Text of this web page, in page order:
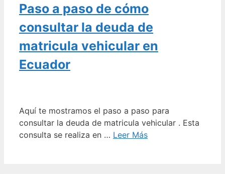
Paso a paso de cómo
consultar la deuda de
matricula vehicular en
Ecuador
Aquí te mostramos el paso a paso para
consultar la deuda de matricula vehicular . Esta
consulta se realiza en … Leer Más